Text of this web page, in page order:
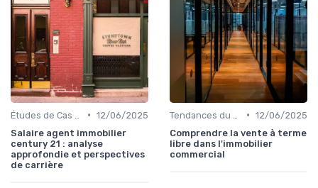
• 12/06/2025
Salaire agent immobilier
century 21 : analyse
approfondie et perspectives
de carrière
• 12/06/2025
Comprendre la vente à terme
libre dans l'immobilier
commercial